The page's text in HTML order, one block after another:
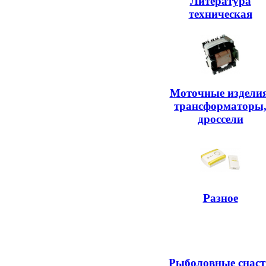
техническая
Моточные
трансформаторы,
дроссели
Разное
Рыболовные